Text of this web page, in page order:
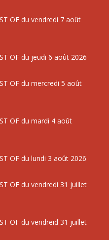
OF du vendredi 7 août
OF du jeudi 6 août 2026
OF du mercredi 5 août
OF du mardi 4 août
OF du lundi 3 août 2026
OF du vendredi 31 juillet
OF du vendreid 31 juillet